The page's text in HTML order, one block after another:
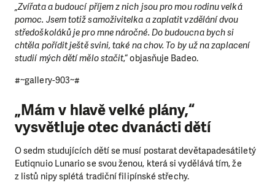
„Zvířata a budoucí příjem z nich jsou pro mou rodinu velká
pomoc. Jsem totiž samoživitelka a zaplatit vzdělání dvou
středoškoláků je pro mne náročné. Do budoucna bych si
chtěla pořídit ještě svini, také na chov. To by už na zaplacení
studií mých dětí mělo stačit,“ objasňuje Badeo.
#~gallery-903~#
„Mám v hlavě velké plány,“
vysvětluje otec dvanácti dětí
O sedm studujících dětí se musí postarat devětapadesátiletý
Eutiqnuio Lunario se svou ženou, která si vydělává tím, že
z listů nipy splétá tradiční filipínské střechy.